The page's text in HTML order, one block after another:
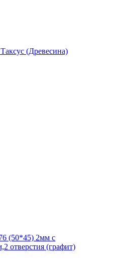
(Древесина)
(50*45) 2мм с
отверстия (графит)